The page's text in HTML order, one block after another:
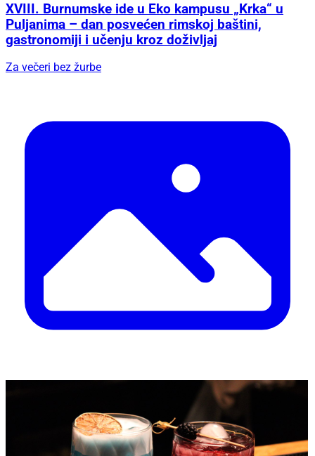
XVIII. Burnumske ide u Eko kampusu „Krka“ u
Puljanima – dan posvećen rimskoj baštini,
gastronomiji i učenju kroz doživljaj
Za večeri bez žurbe